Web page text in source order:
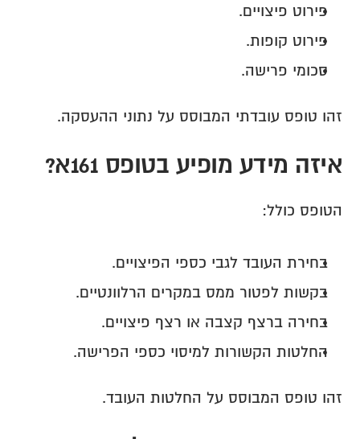
פירוט פיצויים.
פירוט קופות.
סכומי פרישה.
זהו טופס עובדתי המבוסס על נתוני ההעסקה.
איזה מידע מופיע בטופס 161א?
הטופס כולל:
בחירת העובד לגבי כספי הפיצויים.
בקשות לפטור ממס במקרים הרלוונטיים.
בחירה ברצף קצבה או רצף פיצויים.
החלטות הקשורות למיסוי כספי הפרישה.
זהו טופס המבוסס על החלטות העובד.